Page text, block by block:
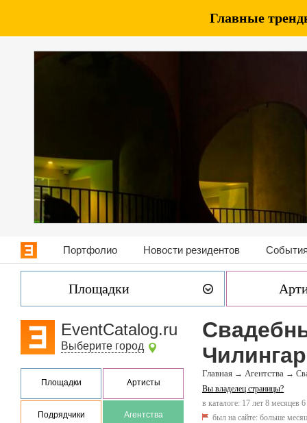
Главные
Портфолио Новости резидентов
Площадки
EventCatalog.ru
Выберите город
Площадки Артисты
Подрядчики Агентства
Главная → Агентства →
Вы владелец страницы?
в каталоге: 17 лет 8 месяцев
был на сайте: больше